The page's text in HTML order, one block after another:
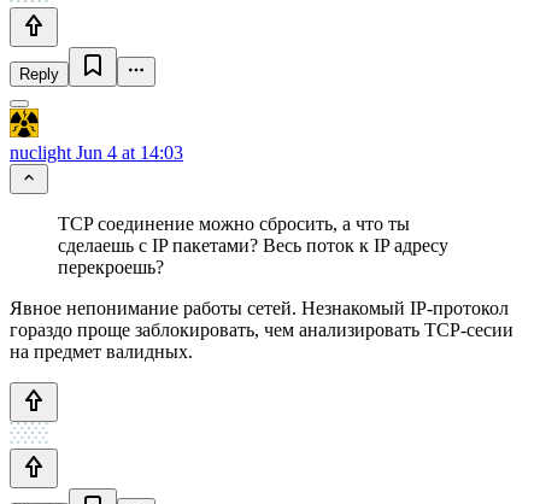
Reply
nuclight Jun 4 at 14:03
TCP соединение можно сбросить, а что ты
сделаешь с IP пакетами? Весь поток к IP адресу
перекроешь?
Явное непонимание работы сетей. Незнакомый IP-протокол
гораздо проще заблокировать, чем анализировать TCP-сесии
на предмет валидных.